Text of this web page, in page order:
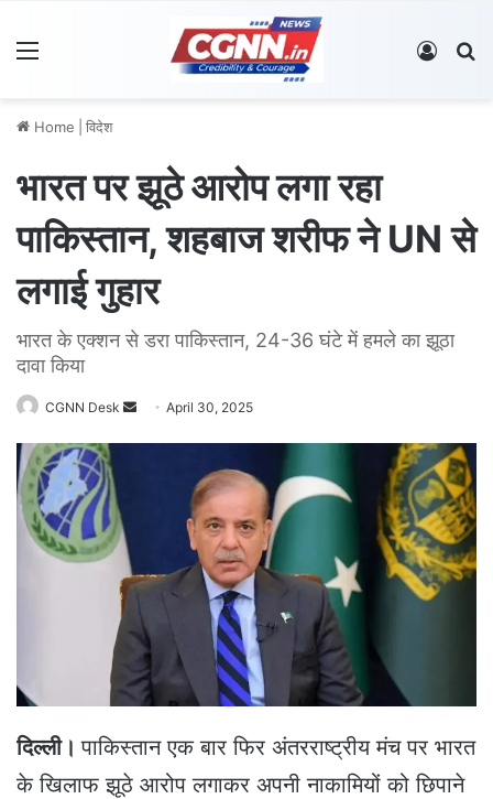
Log In
Home विदेश
भारत पर झूठे आरोप लगा रहा
पाकिस्तान, शहबाज शरीफ ने UN से
लगाई गुहार
भारत के एक्शन से डरा पाकिस्तान, 24-36 घंटे में हमले का झूठा
दावा किया
CGNN Desk
m
a
i
l
April 30, 2025
दिल्ली।पाकिस्तान एक बार फिर अंतरराष्ट्रीय मंच पर भारत
के खिलाफ झूठे आरोप लगाकर अपनी नाकामियों को छिपाने